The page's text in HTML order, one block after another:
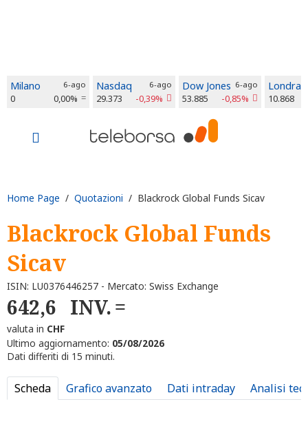
Milano 6-ago
0 0,00%
Nasdaq 6-ago
29.373 -0,39%
Dow Jones 6-ago
53.885 -0,85%
Londra
10.868
Home Page / Quotazioni / Blackrock Global Funds Sicav
Blackrock Global Funds
Sicav
ISIN: LU0376446257 - Mercato: Swiss Exchange
642,6 INV.
valuta in CHF
Ultimo aggiornamento: 05/08/2026
Dati differiti di 15 minuti.
Scheda Grafico avanzato Dati intraday Analisi